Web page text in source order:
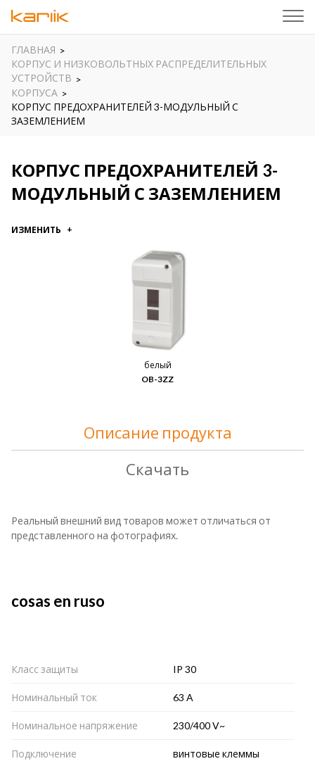
ГЛАВНАЯ
КОРПУС И НИЗКОВОЛЬТНЫХ РАСПРЕДЕЛИТЕЛЬНЫХ
УСТРОЙСТВ
КОРПУСА
КОРПУС ПРЕДОХРАНИТЕЛЕЙ 3-МОДУЛЬНЫЙ С
ЗАЗЕМЛЕНИЕМ
КОРПУС ПРЕДОХРАНИТЕЛЕЙ 3-
МОДУЛЬНЫЙ С ЗАЗЕМЛЕНИЕМ
ИЗМЕНИТЬ
белый
OB-3ZZ
Описание продукта
Скачать
Реальный внешний вид товаров может отличаться от
представленного на фотографиях.
cosas en ruso
Класс защиты IP 30
Номинальный ток 63 A
Номинальное напряжение 230/400 V~
Подключение винтовые клеммы